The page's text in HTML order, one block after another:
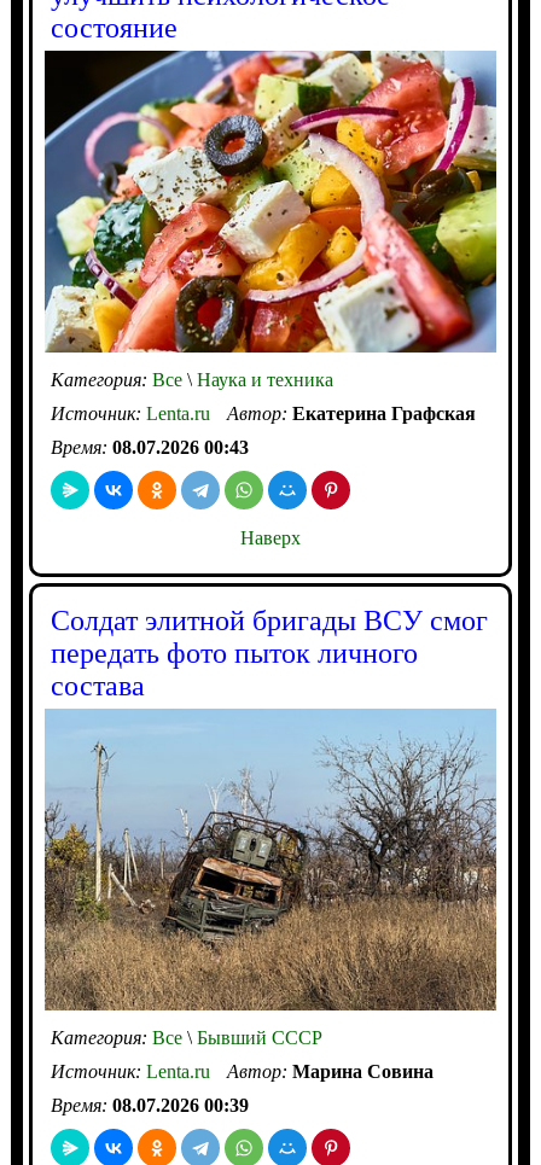
состояние
Категория: Все\Наука и техника
Источник: Lenta.ru Автор: Екатерина Графская
Время: 08.07.2026 00:43
Наверх
Солдат элитной бригады ВСУ смог
передать фото пыток личного
состава
Категория: Все\Бывший СССР
Источник: Lenta.ru Автор: Марина Совина
Время: 08.07.2026 00:39